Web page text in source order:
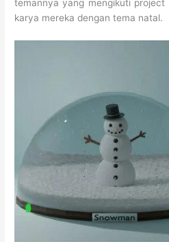
temannya yang mengikuti project
karya mereka dengan tema natal.